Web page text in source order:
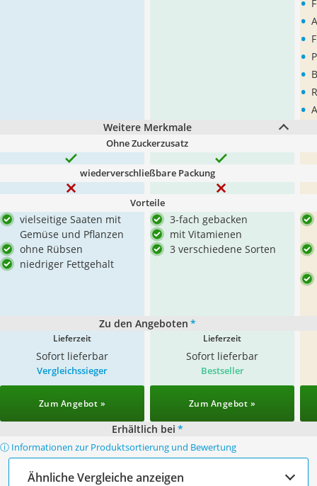
•
•
•
•
•
•
Weitere Merkmale
Ohne Zuckerzusatz
wiederverschließbare Packung
Vorteile
vielseitige Saaten mit
Gemüse und Pflanzen
ohne Rübsen
niedriger Fettgehalt
3-fach gebacken
mit Vitamienen
3 verschiedene Sorten
Zu den Angeboten *
Lieferzeit
Sofort lieferbar
Lieferzeit
Sofort lieferbar
Vergleichssieger
Zum Angebot »
Bestseller
Zum Angebot »
Erhältlich bei *
ⓘ Informationen zur Produktsortierung und Bewertung
Ähnliche Vergleiche anzeigen